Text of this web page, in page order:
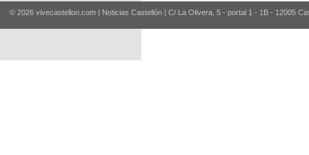
© 2026 vivecastellon.com | Noticias Castellón | C/ La Olivera, 5 - portal 1 - 1B - 12005